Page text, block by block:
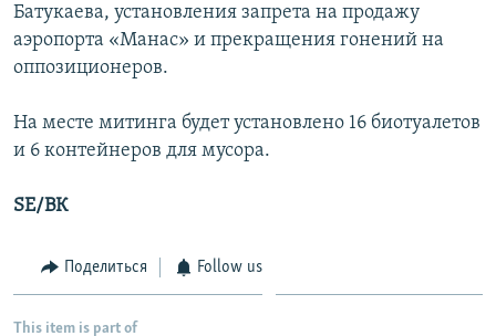
Батукаева, установления запрета на продажу
аэропорта «Манас» и прекращения гонений на
оппозиционеров.
На месте митинга будет установлено 16 биотуалетов
и 6 контейнеров для мусора.
SE/ВК
Поделиться Follow us
This item is part of